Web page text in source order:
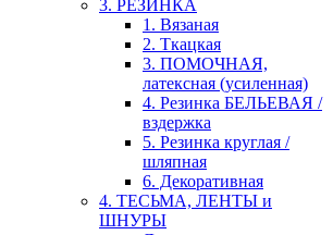
3. РЕЗИНКА
1. Вязаная
2. Ткацкая
3. ПОМОЧНАЯ,
латексная (усиленная)
4. Резинка БЕЛЬЕВАЯ /
вздержка
5. Резинка круглая /
шляпная
6. Декоративная
4. ТЕСЬМА, ЛЕНТЫ и
ШНУРЫ